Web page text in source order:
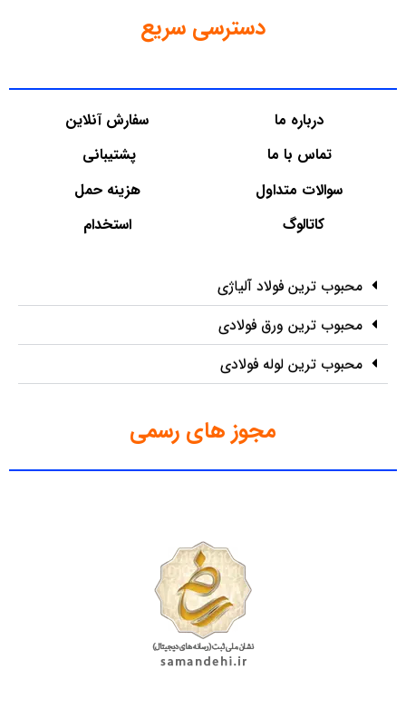
دسترسی سریع
درباره ما
تماس با ما
سوالات متداول
کاتالوگ
سفارش آنلاین
پشتیبانی
هزینه حمل
استخدام
محبوب ترین فولاد آلیاژی
محبوب ترین ورق فولادی
محبوب ترین لوله فولادی
مجوز های رسمی